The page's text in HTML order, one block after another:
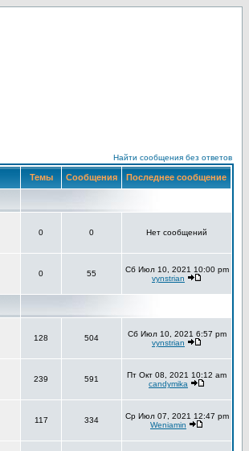
Найти сообщения без ответов
Темы Сообщения Последнее сообщение
0 0 Нет сообщений
0 55
Сб Июл 10, 2021 10:00 pm
vynstrian
128 504
Сб Июл 10, 2021 6:57 pm
vynstrian
239 591
Пт Окт 08, 2021 10:12 am
candymika
117 334
Ср Июл 07, 2021 12:47 pm
Weniamin